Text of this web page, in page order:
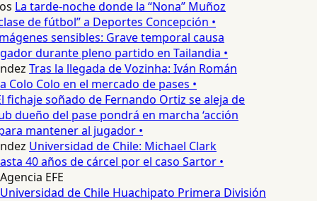
La tarde-noche donde la “Nona” Muñoz
de fútbol” a Deportes Concepción •
sensibles: Grave temporal causa
durante pleno partido en Tailandia •
Tras la llegada de Vozinha: Iván Román
Colo en el mercado de pases •
fichaje soñado de Fernando Ortiz se aleja de
dueño del pase pondrá en marcha ‘acción
mantener al jugador •
Universidad de Chile: Michael Clark
40 años de cárcel por el caso Sartor •
Agencia EFE
Universidad de Chile Huachipato Primera División